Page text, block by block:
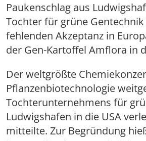
Paukenschlag aus
Tochter für grüne
fehlenden Akzeptanz in
der Gen-Kartoffel Amflora in
Der weltgrößte
Pflanzenbiotechnologie
Tochterunternehmens für
Ludwigshafen in die USA
mitteilte. Zur Begründung